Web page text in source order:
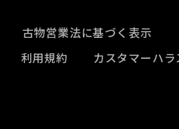
古物営業法に基づく表示
利用規約 カスタマーハ